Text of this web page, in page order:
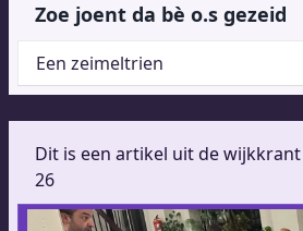
Zoe joent da bè o.s gezeid
Een zeimeltrien
Dit is een artikel uit de
26